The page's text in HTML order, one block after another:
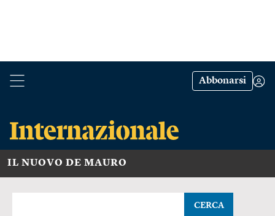
Abbonarsi
IL NUOVO DE MAURO
CERCA